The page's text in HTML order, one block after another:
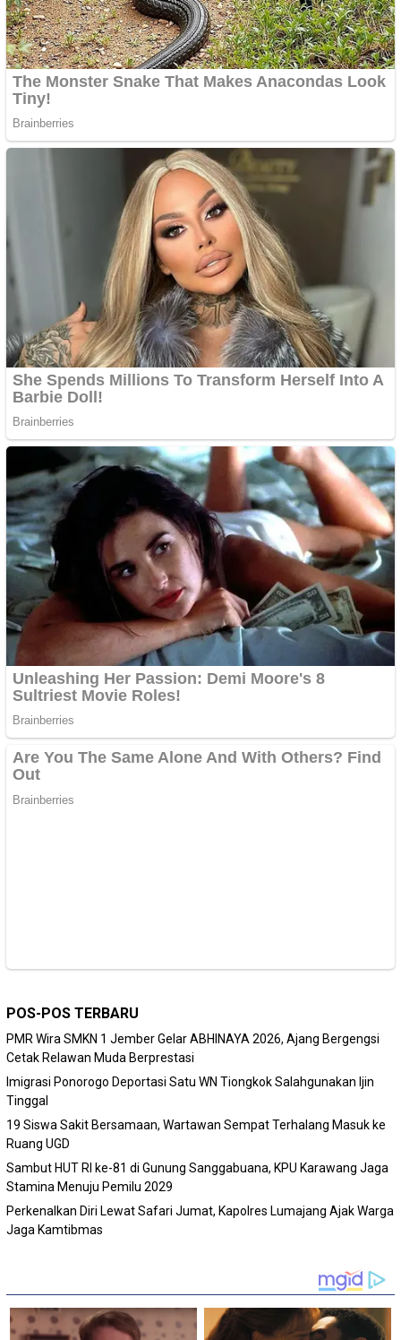
POS-POS TERBARU
PMR Wira SMKN 1 Jember Gelar ABHINAYA 2026, Ajang Bergengsi
Cetak Relawan Muda Berprestasi
Imigrasi Ponorogo Deportasi Satu WN Tiongkok Salahgunakan Ijin
Tinggal
19 Siswa Sakit Bersamaan, Wartawan Sempat Terhalang Masuk ke
Ruang UGD
Sambut HUT RI ke-81 di Gunung Sanggabuana, KPU Karawang Jaga
Stamina Menuju Pemilu 2029
Perkenalkan Diri Lewat Safari Jumat, Kapolres Lumajang Ajak Warga
Jaga Kamtibmas